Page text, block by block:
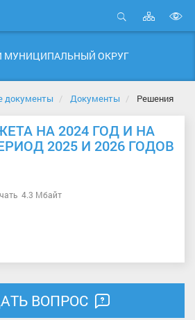
Открыть
Карта
сайта
МУНИЦИПАЛЬНЫЙ ОКРУГ
документы Документы Решения
НА 2024 ГОД И НА
2025 И 2026 ГОДОВ
4.3 Мбайт
ВОПРОС